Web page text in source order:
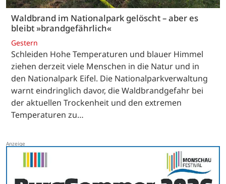
Waldbrand im Nationalpark gelöscht – aber es
bleibt »brandgefährlich«
Gestern
Schleiden Hohe Temperaturen und blauer Himmel
ziehen derzeit viele Menschen in die Natur und in
den Nationalpark Eifel. Die Nationalparkverwaltung
warnt eindringlich davor, die Waldbrandgefahr bei
der aktuellen Trockenheit und den extremen
Temperaturen zu…